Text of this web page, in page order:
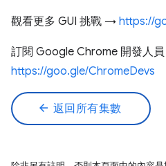
觀看更多 GUI 挑戰 → https://
訂閱 Google Chrome 開發人
https://goo.gle/ChromeDevs
arrow_back 返回所有集數